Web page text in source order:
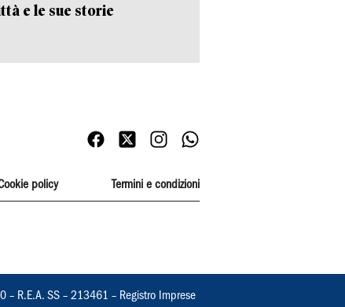
e le sue storie
policy Termini e condizioni
R.E.A. SS – 213461 – Registro Imprese